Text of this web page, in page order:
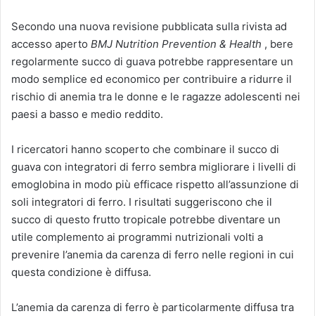
Secondo una nuova revisione pubblicata sulla rivista ad
accesso aperto BMJ Nutrition Prevention & Health , bere
regolarmente succo di guava potrebbe rappresentare un
modo semplice ed economico per contribuire a ridurre il
rischio di anemia tra le donne e le ragazze adolescenti nei
paesi a basso e medio reddito.
I ricercatori hanno scoperto che combinare il succo di
guava con integratori di ferro sembra migliorare i livelli di
emoglobina in modo più efficace rispetto all’assunzione di
soli integratori di ferro. I risultati suggeriscono che il
succo di questo frutto tropicale potrebbe diventare un
utile complemento ai programmi nutrizionali volti a
prevenire l’anemia da carenza di ferro nelle regioni in cui
questa condizione è diffusa.
L’anemia da carenza di ferro è particolarmente diffusa tra